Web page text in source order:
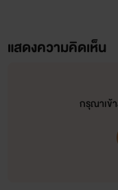
แสดงความคิดเห็น
กรุณาเข้